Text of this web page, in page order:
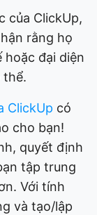
của ClickUp,
rằng họ
hoặc đại diện
thể.
ClickUp có
cho bạn!
quyết định
tập trung
Với tính
và tạo/lập